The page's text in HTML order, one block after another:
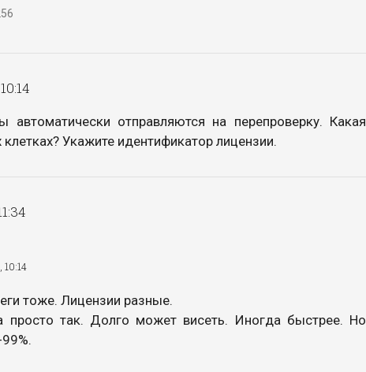
автоматически отправляются на перепроверку. Какая
Укажите идентификатор лицензии.
тоже. Лицензии разные.
просто так. Долго может висеть. Иногда быстрее. Но